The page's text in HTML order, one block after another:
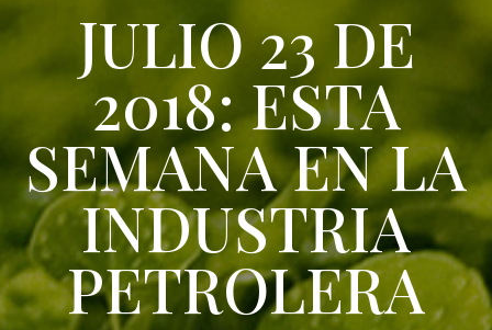
JULIO 23 DE
2018: ESTA
SEMANA EN LA
INDUSTRIA
PETROLERA